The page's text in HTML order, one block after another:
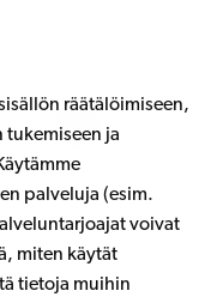
räätälöimiseen,
tukemiseen ja
palveluja (esim.
voivat
miten käytät
tietoja muihin
Snapchat